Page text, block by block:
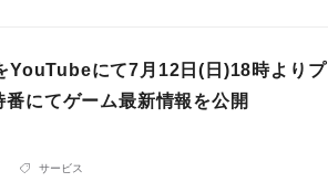
YouTubeにて7月12日(日)18時よりプ
にてゲーム最新情報を公開
サービス